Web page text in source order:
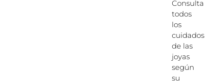
Consulta
todos
los
cuidados
de las
joyas
según
su